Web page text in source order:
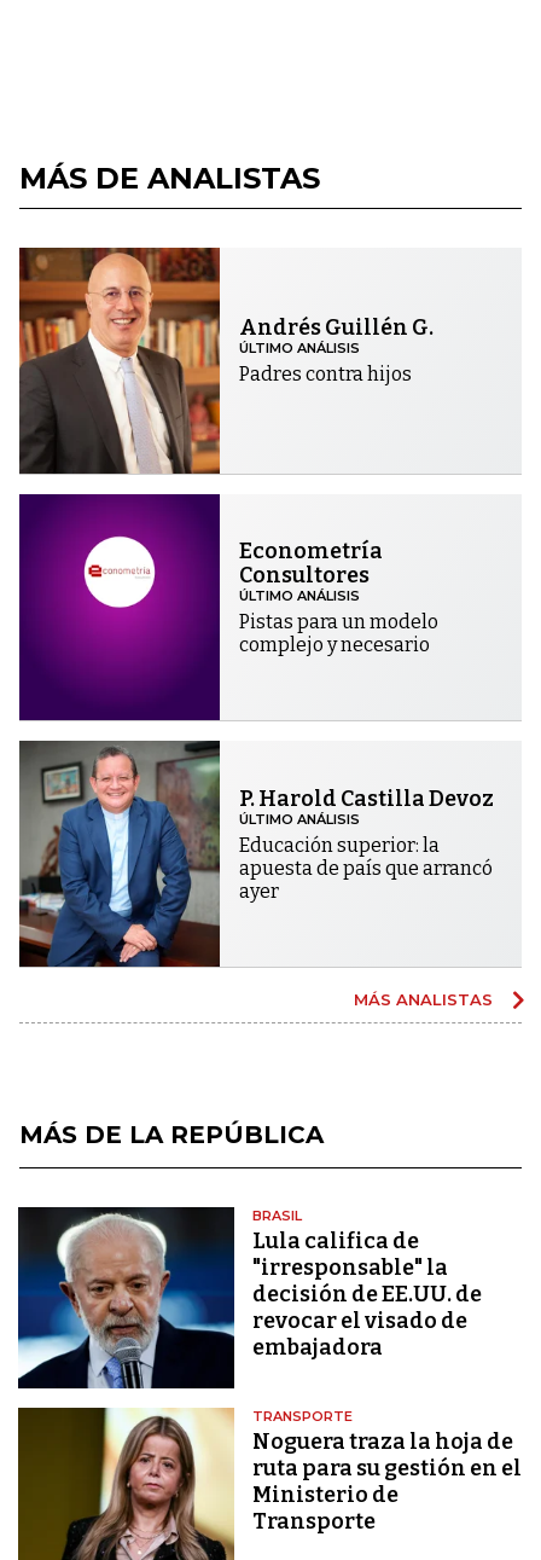
MÁS DE ANALISTAS
Andrés Guillén G.
ÚLTIMO ANÁLISIS
Padres contra hijos
Econometría
Consultores
ÚLTIMO ANÁLISIS
Pistas para un modelo
complejo y necesario
P. Harold Castilla Devoz
ÚLTIMO ANÁLISIS
Educación superior: la
apuesta de país que arrancó
ayer
MÁS ANALISTAS
MÁS DE LA REPÚBLICA
BRASIL
Lula califica de
"irresponsable" la
decisión de EE.UU. de
revocar el visado de
embajadora
TRANSPORTE
Noguera traza la hoja de
ruta para su gestión en el
Ministerio de
Transporte